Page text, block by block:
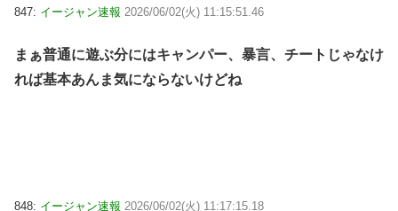
847: イージャン速報 2026/06/02(火) 11:15:51.46
まぁ普通に遊ぶ分にはキャンパー、暴言、チートじゃなけ
れば基本あんま気にならないけどね
848: イージャン速報 2026/06/02(火) 11:17:15.18